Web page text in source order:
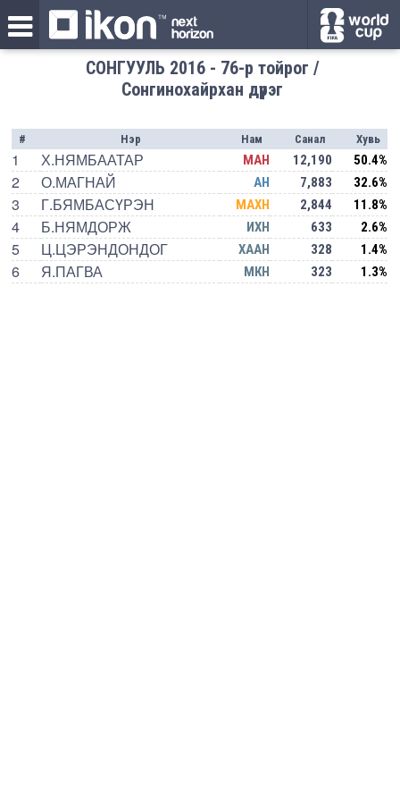
СОНГУУЛЬ 2016 - 76-р тойрог /
Сонгинохайрхан дүүрэг
# Нэр Нам Санал Хувь
1 Х.НЯМБААТАР МАН 12,190 50.4%
2 О.МАГНАЙ АН 7,883 32.6%
3 Г.БЯМБАСҮРЭН МАХН 2,844 11.8%
4 Б.НЯМДОРЖ ИХН 633 2.6%
5 Ц.ЦЭРЭНДОНДОГ ХААН 328 1.4%
6 Я.ПАГВА МКН 323 1.3%